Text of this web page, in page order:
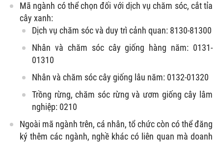
Mã ngành có thể chọn đối với dịch vụ chăm sóc, cắt tỉa
cây xanh:
Dịch vụ chăm sóc và duy trì cảnh quan: 8130-81300
Nhân và chăm sóc cây giống hàng năm: 0131-
01310
Nhân và chăm sóc cây giống lâu năm: 0132-01320
Trồng rừng, chăm sóc rừng và ươm giống cây lâm
nghiệp: 0210
Ngoài mã ngành trên, cá nhân, tổ chức còn có thể đăng
ký thêm các ngành, nghề khác có liên quan mà doanh